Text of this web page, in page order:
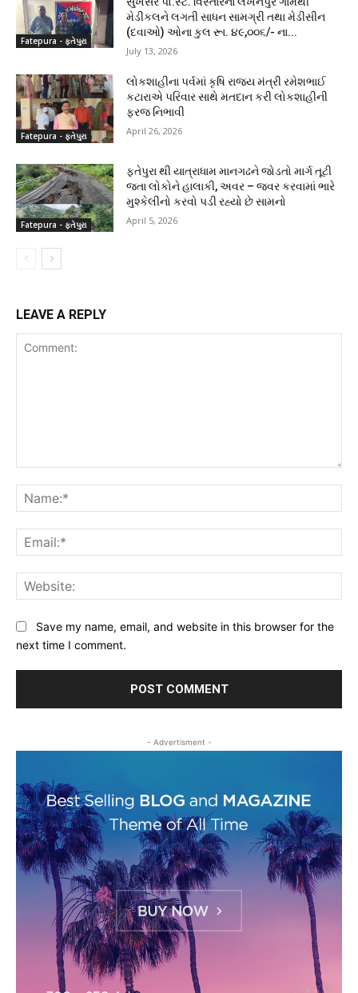
Fatepura - ફતેપુરા
મેડીકલને લગતી સાધન સામગ્રી તથા મેડીસીન
(દવાઓ) ઓના કુલ રૂા. ૪૯,૦૦૬/- ના...
July 13, 2026
Fatepura - ફતેપુરા
લોકશાહીના પર્વમાં કૃષિ રાજ્ય મંત્રી રમેશભાઈ
કટારાએ પરિવાર સાથે મતદાન કરી લોકશાહીની
ફરજ નિભાવી
April 26, 2026
Fatepura - ફતેપુરા
ફતેપુરા થી યાત્રાધામ માનગઢને જોડતો માર્ગ તૂટી
જતા લોકોને હાલાકી, અવર – જવર કરવામાં ભારે
મુશ્કેલીનો કરવો પડી રહ્યો છે સામનો
April 5, 2026
LEAVE A REPLY
Save my name, email, and website in this browser for the
next time I comment.
- Advertisment -